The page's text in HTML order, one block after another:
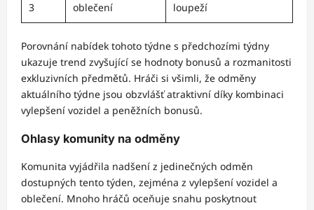
3
oblečení
loupeží
Porovnání nabídek tohoto týdne s předchozími týdny
ukazuje trend zvyšující se hodnoty bonusů a rozmanitosti
exkluzivních předmětů. Hráči si všimli, že odměny
aktuálního týdne jsou obzvlášť atraktivní díky kombinaci
vylepšení vozidel a peněžních bonusů.
Ohlasy komunity na odměny
Komunita vyjádřila nadšení z jedinečných odměn
dostupných tento týden, zejména z vylepšení vozidel a
oblečení. Mnoho hráčů oceňuje snahu poskytnout